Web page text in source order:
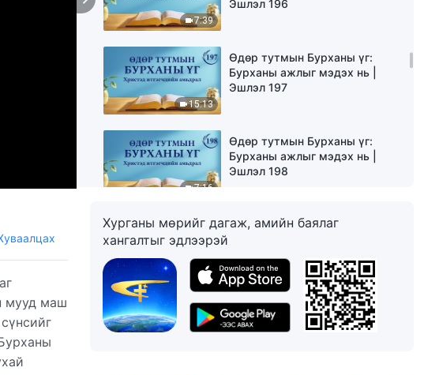
7:39
Эшлэл 196
15:13
Өдөр тутмын Бурханы үг:
Бурханы ажлыг мэдэх нь |
Эшлэл 197
7:16
Өдөр тутмын Бурханы үг:
Бурханы ажлыг мэдэх нь |
Эшлэл 198
11:24
Өдөр тутмын Бурханы үг:
Өдөр тутмын Бурханы үг:
Бурханы ажлыг мэдэх нь |
мууд маш
Хурганы мөрийг дагаж, амийн баялаг
хангалтыг эдлээрэй